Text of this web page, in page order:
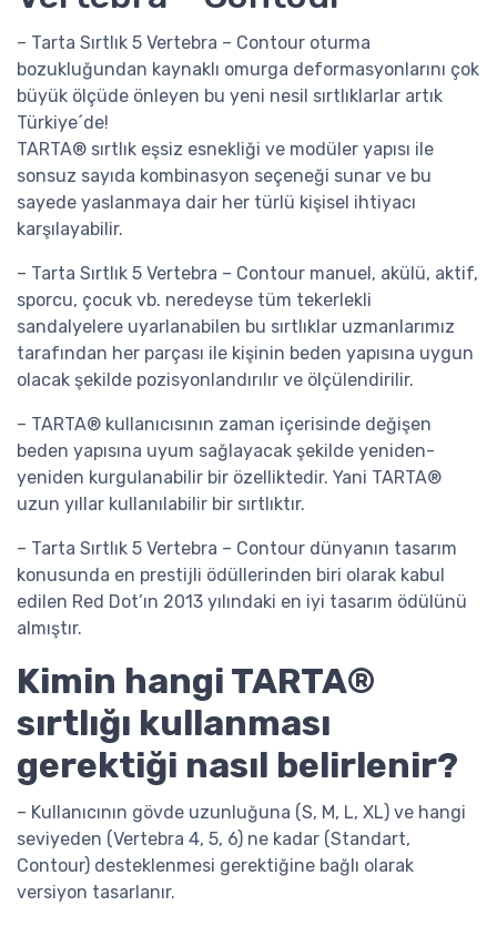
– Tarta Sırtlık 5 Vertebra – Contour oturma
bozukluğundan kaynaklı omurga deformasyonlarını çok
büyük ölçüde önleyen bu yeni nesil sırtlıklarlar artık
Türkiye´de!
TARTA® sırtlık eşsiz esnekliği ve modüler yapısı ile
sonsuz sayıda kombinasyon seçeneği sunar ve bu
sayede yaslanmaya dair her türlü kişisel ihtiyacı
karşılayabilir.
– Tarta Sırtlık 5 Vertebra – Contour manuel, akülü, aktif,
sporcu, çocuk vb. neredeyse tüm tekerlekli
sandalyelere uyarlanabilen bu sırtlıklar uzmanlarımız
tarafından her parçası ile kişinin beden yapısına uygun
olacak şekilde pozisyonlandırılır ve ölçülendirilir.
– TARTA® kullanıcısının zaman içerisinde değişen
beden yapısına uyum sağlayacak şekilde yeniden-
yeniden kurgulanabilir bir özelliktedir. Yani TARTA®
uzun yıllar kullanılabilir bir sırtlıktır.
– Tarta Sırtlık 5 Vertebra – Contour dünyanın tasarım
konusunda en prestijli ödüllerinden biri olarak kabul
edilen Red Dot’ın 2013 yılındaki en iyi tasarım ödülünü
almıştır.
Kimin hangi TARTA®
sırtlığı kullanması
gerektiği nasıl belirlenir?
– Kullanıcının gövde uzunluğuna (S, M, L, XL) ve hangi
seviyeden (Vertebra 4, 5, 6) ne kadar (Standart,
Contour) desteklenmesi gerektiğine bağlı olarak
versiyon tasarlanır.